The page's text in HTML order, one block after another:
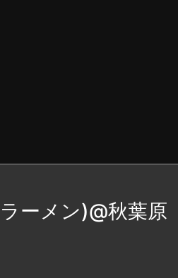
ーメン)@秋葉原